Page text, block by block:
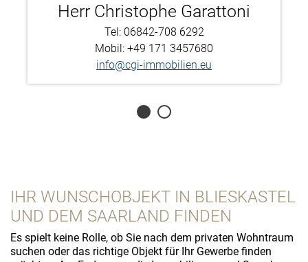
Herr Christophe Garattoni
Tel: 06842-708 6292
Mobil: +49 171 3457680
info@cgi-immobilien.eu
IHR WUNSCHOBJEKT IN BLIESKASTEL
UND DEM SAARLAND FINDEN
Es spielt keine Rolle, ob Sie nach dem privaten Wohntraum
suchen oder das richtige Objekt für Ihr Gewerbe finden